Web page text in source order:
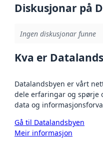
Diskusjonar på
Ingen diskusjonar funne
Kva er
Datalandsbyen er vårt
dele erfaringar og spørje
data og
Gå til Datalandsbyen
Meir informasjon